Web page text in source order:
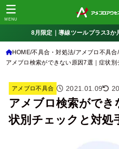
MENU
8月限定｜導線ツールプラス3か
HOME 不具合・対処法 アメブロ不具合
アメブロ検索ができない原因7選｜症状
アメブロ不具合 2021.01.09
アメブロ検索ができ
状別チェックと対処